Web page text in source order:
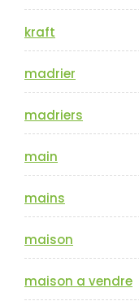
kraft
madrier
madriers
main
mains
maison
maison a vendre